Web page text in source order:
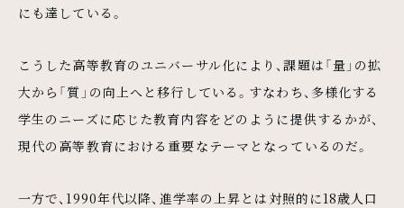
にも達している。
こうした高等教育のユニバーサル化により、課題は「量」の拡
大から「質」の向上へと移行している。すなわち、多様化する
学生のニーズに応じた教育内容をどのように提供するかが、
現代の高等教育における重要なテーマとなっているのだ。
一方で、1990年代以降、進学率の上昇とは対照的に18歳人口